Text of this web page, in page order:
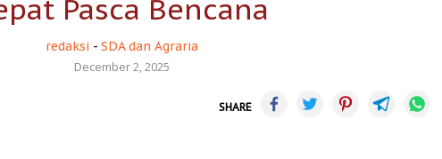
Pasca Bencana
redaksi - SDA dan Agraria
December 2, 2025
SHARE